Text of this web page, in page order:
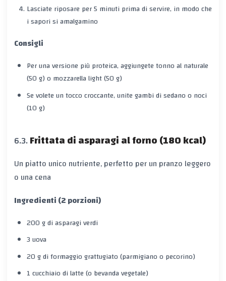
Lasciate riposare per5 minutiprima di servire, in modo che
i sapori si amalgamino
Consigli
Per una versione più proteica, aggiungetetonno al naturale
(50 g) o mozzarella light(50 g)
Se volete un tocco croccante, unitegambi di sedanoo noci
(10 g)
Frittata di asparagi al forno (180 kcal)
Un piatto unico nutriente, perfetto per un pranzo leggero
o una cena
Ingredienti (2 porzioni)
200 g di asparagi verdi
3 uova
20 g di formaggio grattugiato (parmigiano o pecorino)
1 cucchiaio di latte (o bevanda vegetale)